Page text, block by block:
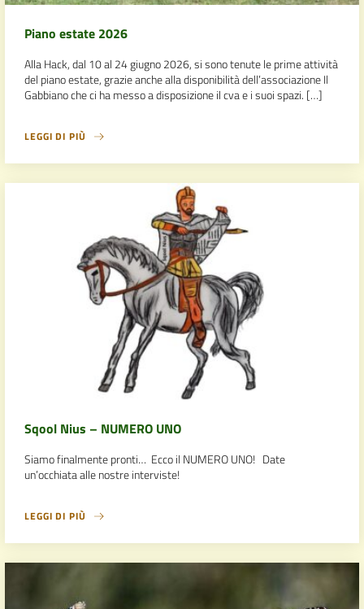
Piano estate 2026
Alla Hack, dal 10 al 24 giugno 2026, si sono tenute le prime attività
del piano estate, grazie anche alla disponibilità dell’associazione Il
Gabbiano che ci ha messo a disposizione il cva e i suoi spazi. […]
LEGGI DI PIÙ
Sqool Nius – NUMERO UNO
Siamo finalmente pronti… Ecco il NUMERO UNO! Date
un’occhiata alle nostre interviste!
LEGGI DI PIÙ